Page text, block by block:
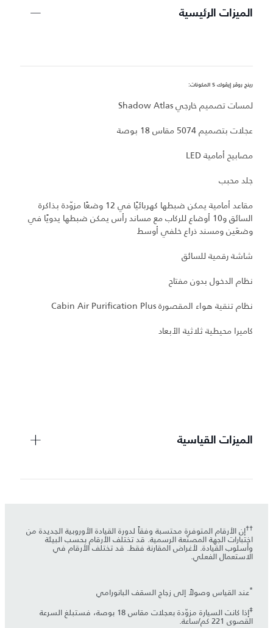
الميزات الرئيسية
رينج روڤر إيڤوك S المكونات:
لمسات تصميم خارجي Shadow Atlas
عجلات بتصميم 5074 مقاس 18 بوصة
مصابيح أمامية LED
جلد محبب
مقاعد أمامية يمكن ضبطها كهربائيًا في 12 وضعًا مزوّدة بذاكرة
السائق و10 أوضاع للركاب مع مساند رأس يمكن ضبطها يدويًا في
وضعَين ومسند ذراع خلفي أوسط
شاشة رقمية للسائق
نظام الدخول بدون مفتاح
نظام تنقية هواء المقصورة Cabin Air Purification Plus
كاميرا محيطية ثلاثية الأبعاد
الميزات القياسية
††إن الأرقام المتوفرة محتسبة وفقاً لدورة القيادة الأوروبية الجديدة من
اختبارات الجهة المصنّعة الرسمية. قد تختلف الأرقام بحسب البيئة
وأسلوب القيادة. لأغراض المقارنة فقط. قد تختلف الأرقام في
الاستعمال الفعلي.
*عند القياس وصولاً إلى زجاج السقف البانورامي
‡ إذا كانت السيارة مزوّدة بعجلات مقاس 18 بوصة، فستبلغ السرعة
القصوى 221 كم/ساعة.